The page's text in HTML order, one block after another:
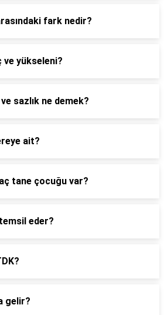
fark nedir?
ve yükseleni?
sazlık ne demek?
ait?
tane çocuğu var?
temsil eder?
gelir?